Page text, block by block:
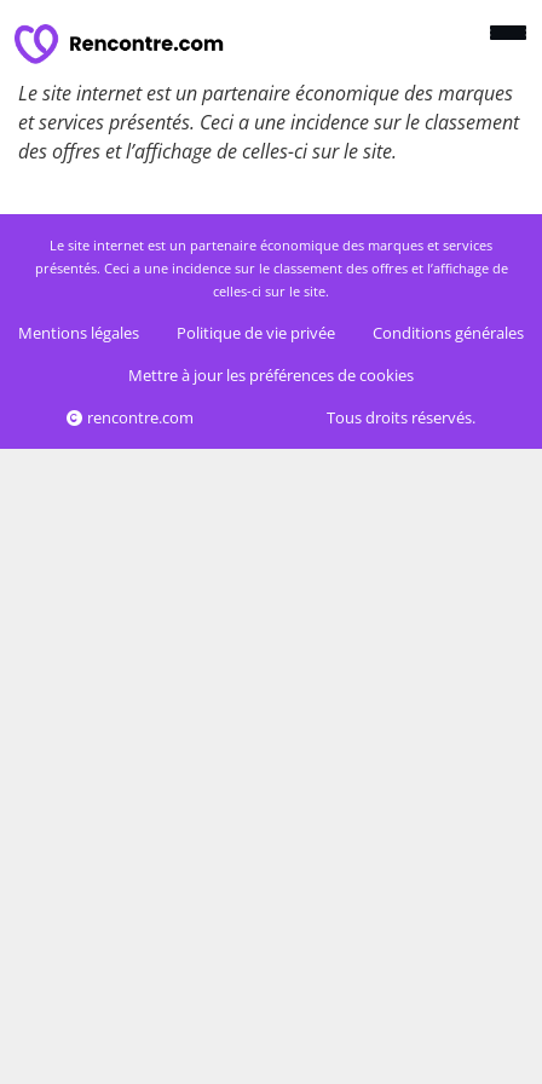
Le site internet est un partenaire économique des marques
et services présentés. Ceci a une incidence sur le classement
des offres et l’affichage de celles-ci sur le site.
Le site internet est un partenaire économique des marques et services
présentés. Ceci a une incidence sur le classement des offres et l’affichage de
celles-ci sur le site.
Mentions légales Politique de vie privée
Conditions générales
Mettre à jour les préférences de cookies
rencontre.com
Tous droits réservés.